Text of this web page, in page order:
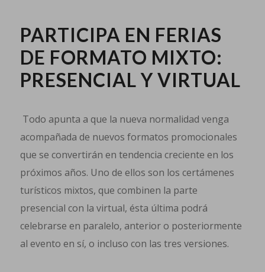
PARTICIPA EN FERIAS
DE FORMATO MIXTO:
PRESENCIAL Y VIRTUAL
Todo apunta a que la nueva normalidad venga
acompañada de nuevos formatos promocionales
que se convertirán en tendencia creciente en los
próximos años. Uno de ellos son los certámenes
turísticos mixtos, que combinen la parte
presencial con la virtual, ésta última podrá
celebrarse en paralelo, anterior o posteriormente
al evento en sí, o incluso con las tres versiones.